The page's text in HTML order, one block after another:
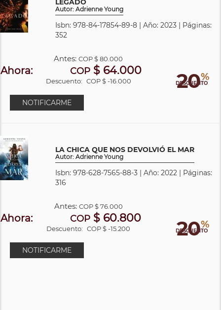
LEGADO
Autor: Adrienne Young
Isbn: 978-84-17854-89-8 | Año: 2023 | Páginas:
352
20%
DESCUENTO
Antes:COP$ 80.000
Ahora: COP$ 64.000
Descuento: COP $ -16.000
NOTIFICARME
LA CHICA QUE NOS DEVOLVIÓ EL MAR
Autor: Adrienne Young
Isbn: 978-628-7565-88-3 | Año: 2022 | Páginas:
316
20%
DESCUENTO
Antes: COP$ 76.000
Ahora: COP $ 60.800
Descuento: COP $ -15.200
NOTIFICARME